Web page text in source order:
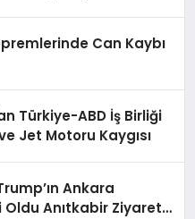
Can Kaybı
Türkiye-ABD İş Birliği
Jet Motoru Kaygısı
Ankara
Oldu Anıtkabir Ziyareti